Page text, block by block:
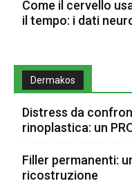
Come il cervello
il tempo: i dati
Dermakos
Distress da
rinoplastica: un
Filler permanenti:
ricostruzione